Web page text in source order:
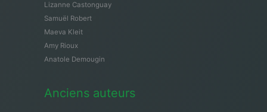
Lizanne Castonguay
Samuël Robert
Maeva Kleit
Amy Rioux
Anatole Demougin
Anciens auteurs